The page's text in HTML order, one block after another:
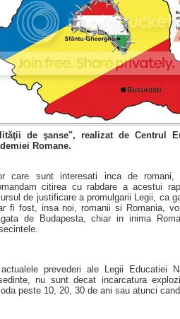
de şanse", realizat de Centrul
Romane.
care sunt interesati inca de
citirea cu rabdare a acestui
de justificare a promulgarii Legii, ca
fi fost, insa noi, romanii si Romania,
de Budapesta, chiar in inima
prevederi ale Legii Educatiei
nu sunt decat incarcatura
peste 10, 20, 30 de ani sau atunci